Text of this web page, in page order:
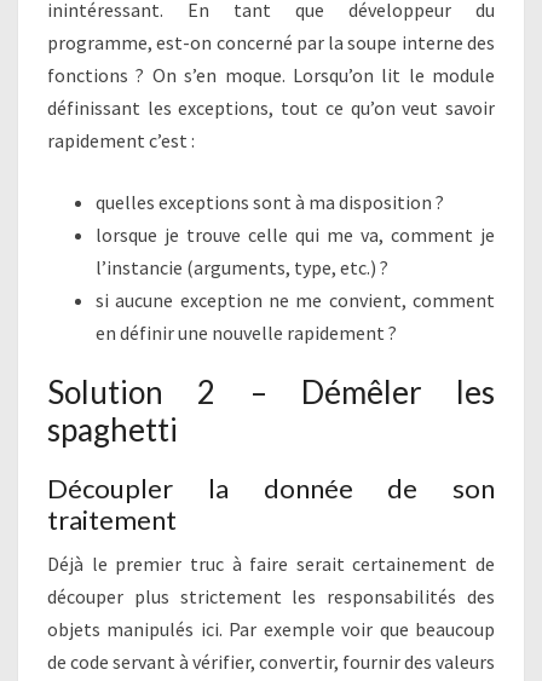
inintéressant. En tant que développeur du
programme, est-on concerné par la soupe interne des
fonctions ? On s’en moque. Lorsqu’on lit le module
définissant les exceptions, tout ce qu’on veut savoir
rapidement c’est :
quelles exceptions sont à ma disposition ?
lorsque je trouve celle qui me va, comment je
l’instancie (arguments, type, etc.) ?
si aucune exception ne me convient, comment
en définir une nouvelle rapidement ?
Solution 2 – Démêler les
spaghetti
Découpler la donnée de son
traitement
Déjà le premier truc à faire serait certainement de
découper plus strictement les responsabilités des
objets manipulés ici. Par exemple voir que beaucoup
de code servant à vérifier, convertir, fournir des valeurs